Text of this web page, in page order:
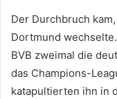
Der Durchbruch
Dortmund
BVB zweimal die
das Champions-
katapultierten ihn in